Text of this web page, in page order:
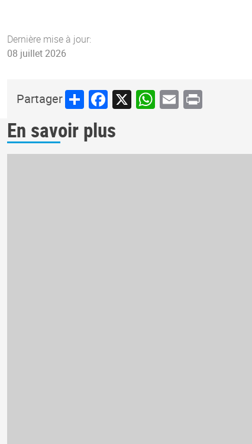
Dernière mise à jour:
08 juillet 2026
PartagerShareFacebook
X WhatsApp
Email
Print
En savoir plus